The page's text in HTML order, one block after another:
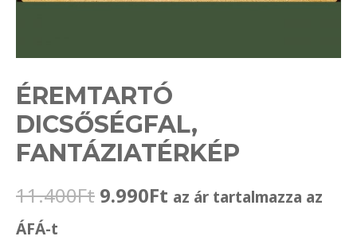
ÉREMTARTÓ
DICSŐSÉGFAL,
FANTÁZIATÉRKÉP
11.400Ft Original
9.990Ft Current
az ár tartalmazza az
ÁFÁ-t